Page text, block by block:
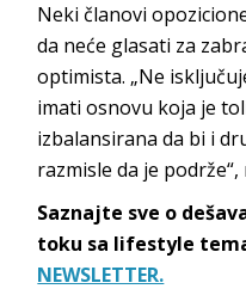
Neki članovi
da neće glasati za
optimista. „Ne
imati osnovu koja je
izbalansirana da bi i
razmisle da je
Saznajte sve o
toku sa lifestyle
NEWSLETTER.